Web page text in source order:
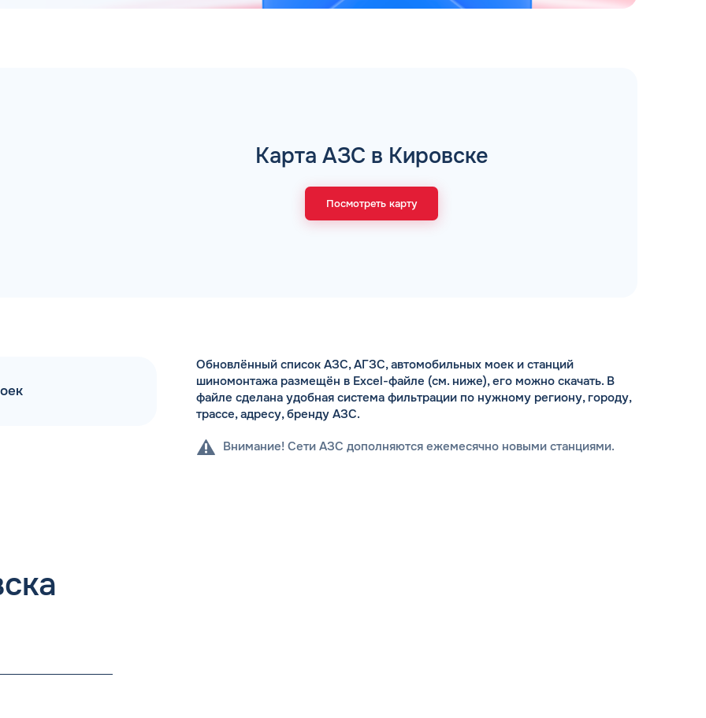
Карта АЗС в Кировске
Посмотреть карту
Обновлённый список АЗС, АГЗС, автомобильных моек и станций
шиномонтажа размещён в Excel-файле (см. ниже), его можно скачать. В
файле сделана удобная система фильтрации по нужному региону, городу,
трассе, адресу, бренду АЗС.
Внимание! Сети АЗС дополняются ежемесячно новыми станциями.
ОФОРМИТЬ ЗАЯВКУ
Заполняя форму, я
соглашаюсь с обработкой персональных
данных
ДО